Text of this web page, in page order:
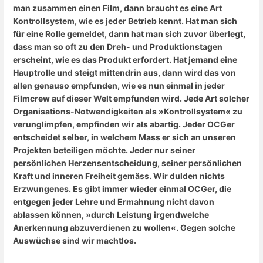
man zusammen einen Film, dann braucht es eine Art
Kontrollsystem, wie es jeder Betrieb kennt. Hat man sich
für eine Rolle gemeldet, dann hat man sich zuvor überlegt,
dass man so oft zu den Dreh- und Produktionstagen
erscheint, wie es das Produkt erfordert. Hat jemand eine
Hauptrolle und steigt mittendrin aus, dann wird das von
allen genauso empfunden, wie es nun einmal in jeder
Filmcrew auf dieser Welt empfunden wird. Jede Art solcher
Organisations-Notwendigkeiten als »Kontrollsystem« zu
verunglimpfen, empfinden wir als abartig. Jeder OCGer
entscheidet selber, in welchem Mass er sich an unseren
Projekten beteiligen möchte. Jeder nur seiner
persönlichen Herzensentscheidung, seiner persönlichen
Kraft und inneren Freiheit gemäss. Wir dulden nichts
Erzwungenes. Es gibt immer wieder einmal OCGer, die
entgegen jeder Lehre und Ermahnung nicht davon
ablassen können, »durch Leistung irgendwelche
Anerkennung abzuverdienen zu wollen«. Gegen solche
Auswüchse sind wir machtlos.